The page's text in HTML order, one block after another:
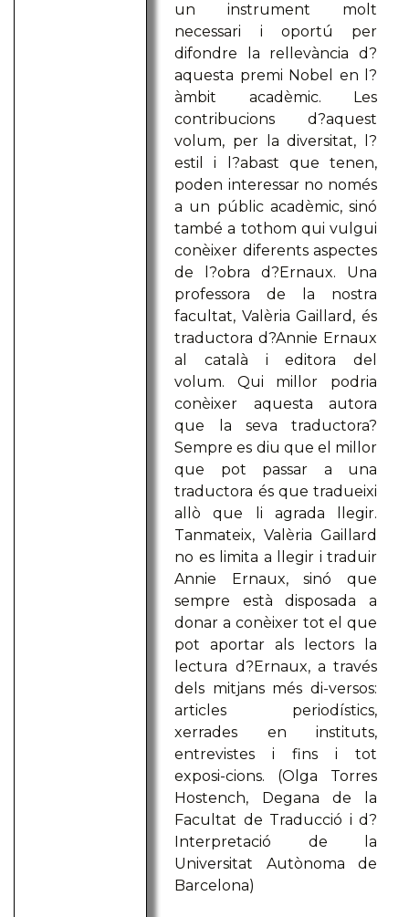
un instrument molt
necessari i oportú per
difondre la rellevància d?
aquesta premi Nobel en l?
àmbit acadèmic. Les
contribucions d?aquest
volum, per la diversitat, l?
estil i l?abast que tenen,
poden interessar no només
a un públic acadèmic, sinó
també a tothom qui vulgui
conèixer diferents aspectes
de l?obra d?Ernaux. Una
professora de la nostra
facultat, Valèria Gaillard, és
traductora d?Annie Ernaux
al català i editora del
volum. Qui millor podria
conèixer aquesta autora
que la seva traductora?
Sempre es diu que el millor
que pot passar a una
traductora és que tradueixi
allò que li agrada llegir.
Tanmateix, Valèria Gaillard
no es limita a llegir i traduir
Annie Ernaux, sinó que
sempre està disposada a
donar a conèixer tot el que
pot aportar als lectors la
lectura d?Ernaux, a través
dels mitjans més di-versos:
articles periodístics,
xerrades en instituts,
entrevistes i fins i tot
exposi-cions. (Olga Torres
Hostench, Degana de la
Facultat de Traducció i d?
Interpretació de la
Universitat Autònoma de
Barcelona)